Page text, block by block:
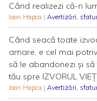
Când realizezi că-n
Ioan Hapca | Avertizări,
Când seacă toate
amare, e cel mai
să le abandonezi și
tău spre IZVORUL
Ioan Hapca | Avertizări,